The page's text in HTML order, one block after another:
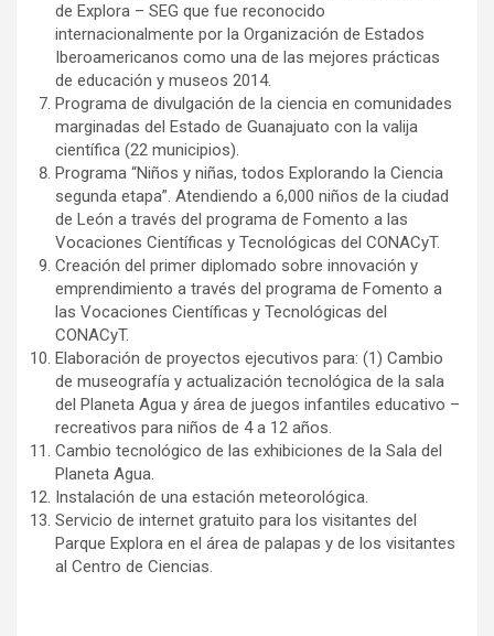
de Explora – SEG que fue reconocido
internacionalmente por la Organización de Estados
Iberoamericanos como una de las mejores prácticas
de educación y museos 2014.
Programa de divulgación de la ciencia en comunidades
marginadas del Estado de Guanajuato con la valija
científica (22 municipios).
Programa “Niños y niñas, todos Explorando la Ciencia
segunda etapa”. Atendiendo a 6,000 niños de la ciudad
de León a través del programa de Fomento a las
Vocaciones Científicas y Tecnológicas del CONACyT.
Creación del primer diplomado sobre innovación y
emprendimiento a través del programa de Fomento a
las Vocaciones Científicas y Tecnológicas del
CONACyT.
Elaboración de proyectos ejecutivos para: (1) Cambio
de museografía y actualización tecnológica de la sala
del Planeta Agua y área de juegos infantiles educativo –
recreativos para niños de 4 a 12 años.
Cambio tecnológico de las exhibiciones de la Sala del
Planeta Agua.
Instalación de una estación meteorológica.
Servicio de internet gratuito para los visitantes del
Parque Explora en el área de palapas y de los visitantes
al Centro de Ciencias.